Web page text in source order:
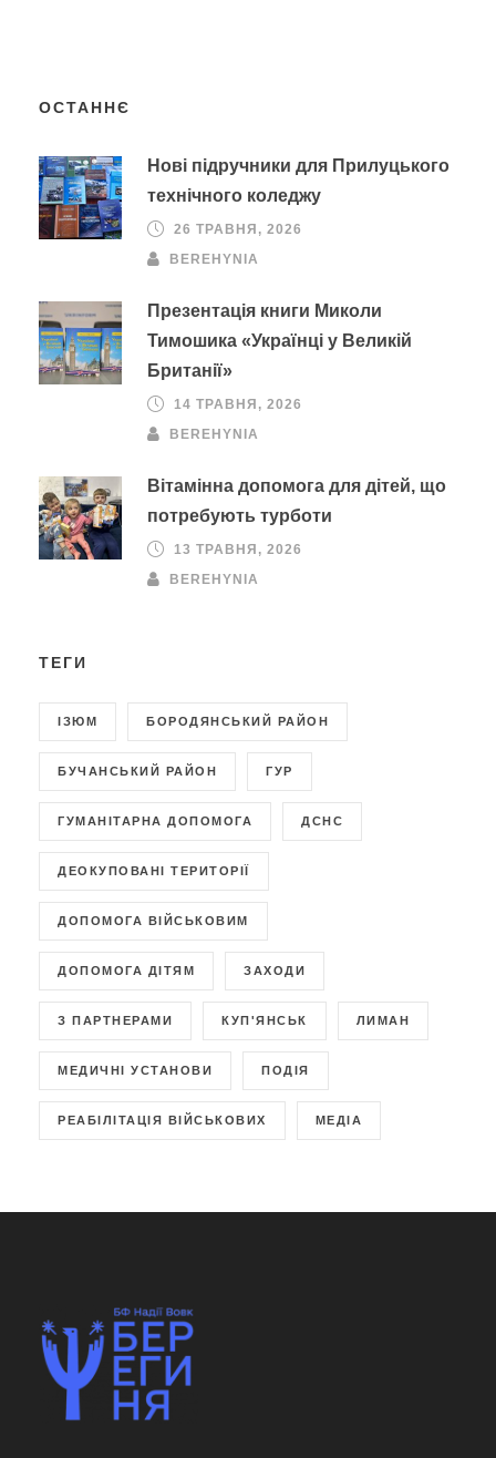
ОСТАННЄ
Нові підручники для Прилуцького
технічного коледжу
26 ТРАВНЯ, 2026
BEREHYNIA
Презентація книги Миколи
Тимошика «Українці у Великій
Британії»
14 ТРАВНЯ, 2026
BEREHYNIA
Вітамінна допомога для дітей, що
потребують турботи
13 ТРАВНЯ, 2026
BEREHYNIA
ТЕГИ
ІЗЮМ БОРОДЯНСЬКИЙ РАЙОН
БУЧАНСЬКИЙ РАЙОН ГУР
ГУМАНІТАРНА ДОПОМОГА ДСНС
ДЕОКУПОВАНІ ТЕРИТОРІЇ
ДОПОМОГА ВІЙСЬКОВИМ
ДОПОМОГА ДІТЯМ ЗАХОДИ
З ПАРТНЕРАМИ КУП'ЯНСЬК ЛИМАН
МЕДИЧНІ УСТАНОВИ ПОДІЯ
РЕАБІЛІТАЦІЯ ВІЙСЬКОВИХ МЕДІА